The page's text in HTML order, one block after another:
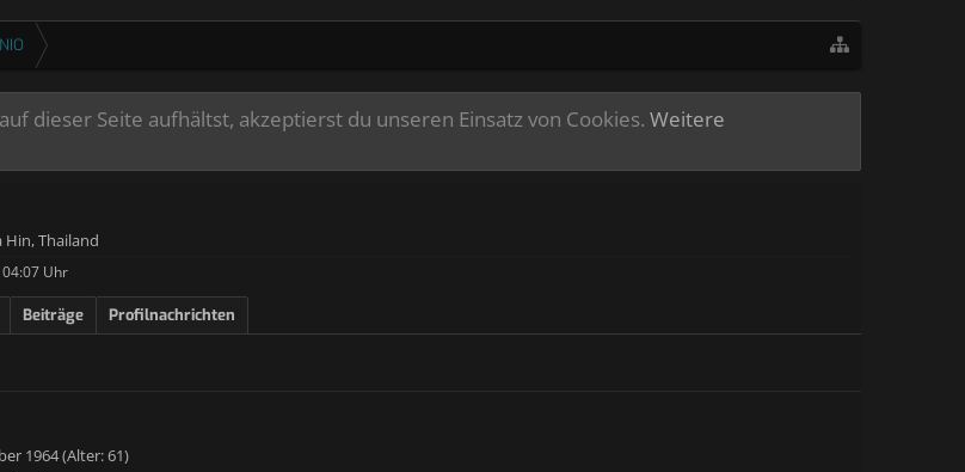
dieser Seite aufhältst, akzeptierst du unseren Einsatz von Cookies. Weitere
Hin, Thailand
Uhr
Beiträge Profilnachrichten
1964 (Alter: 61)